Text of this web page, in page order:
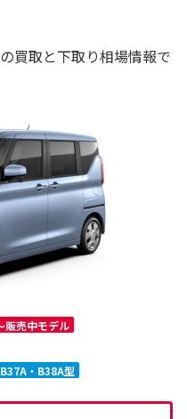
買取と下取り相場情報で
販売中モデル
・B38A型